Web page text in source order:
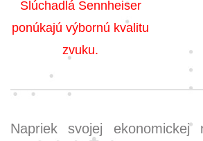
Slúchadlá Sennheiser
ponúkajú výbornú kvalitu
zvuku.
Napriek svojej ekonomickej